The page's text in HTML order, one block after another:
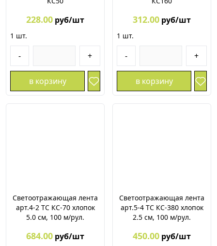
228.00 руб/шт
1 шт.
- +
в корзину
312.00 руб/шт
1 шт.
- +
в корзину
Светоотражающая лента
арт.4-2 ТС КС-70 хлопок
5.0 см, 100 м/рул.
684.00 руб/шт
Светоотражающая лента
арт.5-4 ТС КС-380 хлопок
2.5 см, 100 м/рул.
450.00 руб/шт